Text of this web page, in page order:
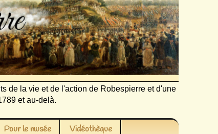
de la vie et de l'action de Robespierre et d'une
et au-delà.
Pour le musée
Vidéothèque